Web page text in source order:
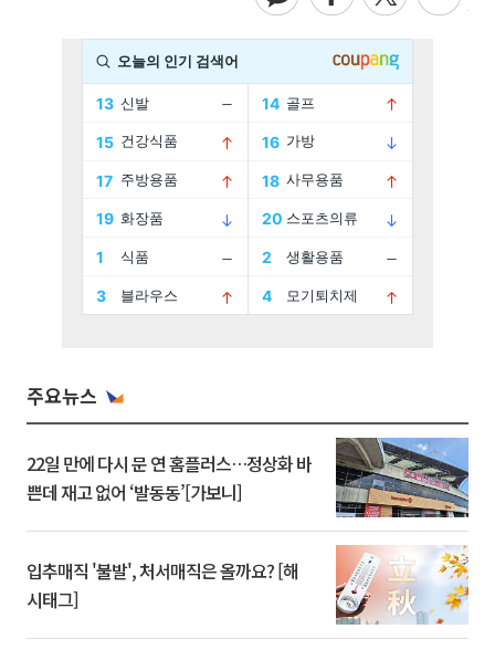
주요뉴스
22일 만에 다시 문 연 홈플러스…정상화 바
쁜데 재고 없어 ‘발동동’[가보니]
입추매직 '불발', 처서매직은 올까요? [해
시태그]